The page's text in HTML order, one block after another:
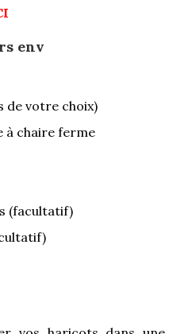
env
de votre choix)
à chaire ferme
(facultatif)